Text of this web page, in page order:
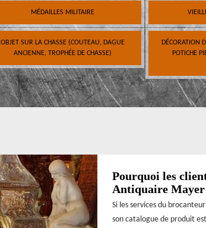
MÉDAILLES MILITAIRE
OBJET SUR LA CHASSE (COUTEAU, DAGUE
ANCIENNE, TROPHÉE DE CHASSE)
DÉCORATION
POTICHE
Pourquoi les
Antiquaire Mayer
Si les services du
son catalogue de produit